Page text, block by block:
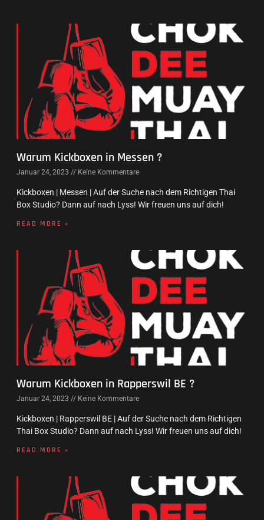
Warum Kickboxen in Messen ?
Januar 24, 2023 Keine Kommentare
Kickboxen | Messen | Auf der Suche nach dem Richtigen Thai
Box Studio? Dann auf nach Lyss! Wir freuen uns auf dich!
READ MORE »
Warum Kickboxen in Rapperswil BE ?
Januar 24, 2023 Keine Kommentare
Kickboxen | Rapperswil BE | Auf der Suche nach dem Richtigen
Thai Box Studio? Dann auf nach Lyss! Wir freuen uns auf dich!
READ MORE »